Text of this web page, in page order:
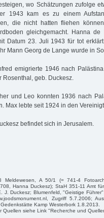
wo Schätzungen zufolge
1943 kam es zu einem
die nicht hatten fliehen
gleichgemacht. Hanna
Datum 23. Juli 1943 für tot
Mann Georg de Lange wurde in
emigrierte 1946 nach
Rosenthal, geb. Duckesz.
und Leo konnten 1936 nach
Max lebte seit 1924 in den
befindet sich in Jerusalem.
A 50/1 (= 741-4
Hanna Duckesz); StaH 351-11 Amt
J. Duckesz; Blumenfeld, "Geistige
Zugriff 5.7.2006;
Kamp Westerbork 1.8.2013.
Quellen siehe Link "Recherche und